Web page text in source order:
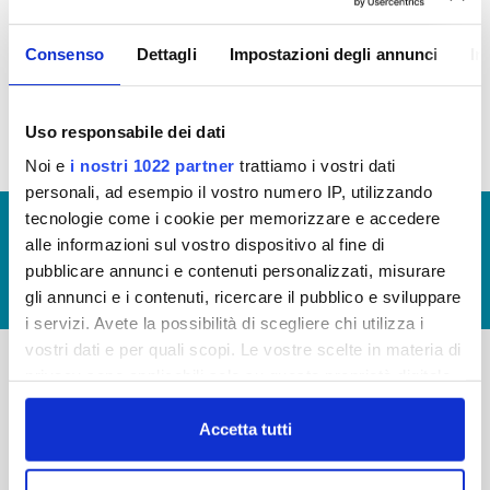
Consenso Dettagli Impostazioni degli annunci
Uso responsabile dei dati
Noi e i nostri 1022 partner trattiamo i vostri dati
personali, ad esempio il vostro numero IP, utilizzando
tecnologie come i cookie per memorizzare e accedere
alle informazioni sul vostro dispositivo al fine di
pubblicare annunci e contenuti personalizzati, misurare
gli annunci e i contenuti, ricercare il pubblico e sviluppare
i servizi. Avete la possibilità di scegliere chi utilizza i
vostri dati e per quali scopi. Le vostre scelte in materia di
in cui avete effettuato le vostre scelte. È possibile
modificare o revocare il proprio consenso in qualsiasi
momento dalla Dichiarazione sui cookie o facendo clic
Accetta tutti
© Copyright 2017 - 2026
GLOSSARIO
GIUDICA IL SERVIZIO
LAVORA CON NOI
Via Villamagna 90/c -
-
FAQ
PRIVACY POLICY